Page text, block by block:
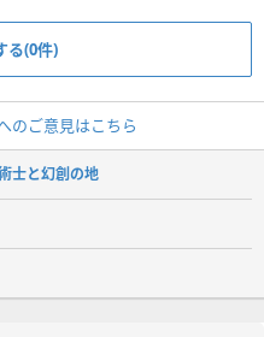
る(0件)
のご意見はこちら
士と幻創の地